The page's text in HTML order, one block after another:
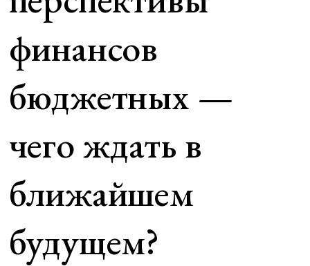
финансов
бюджетных —
чего ждать в
ближайшем
будущем?